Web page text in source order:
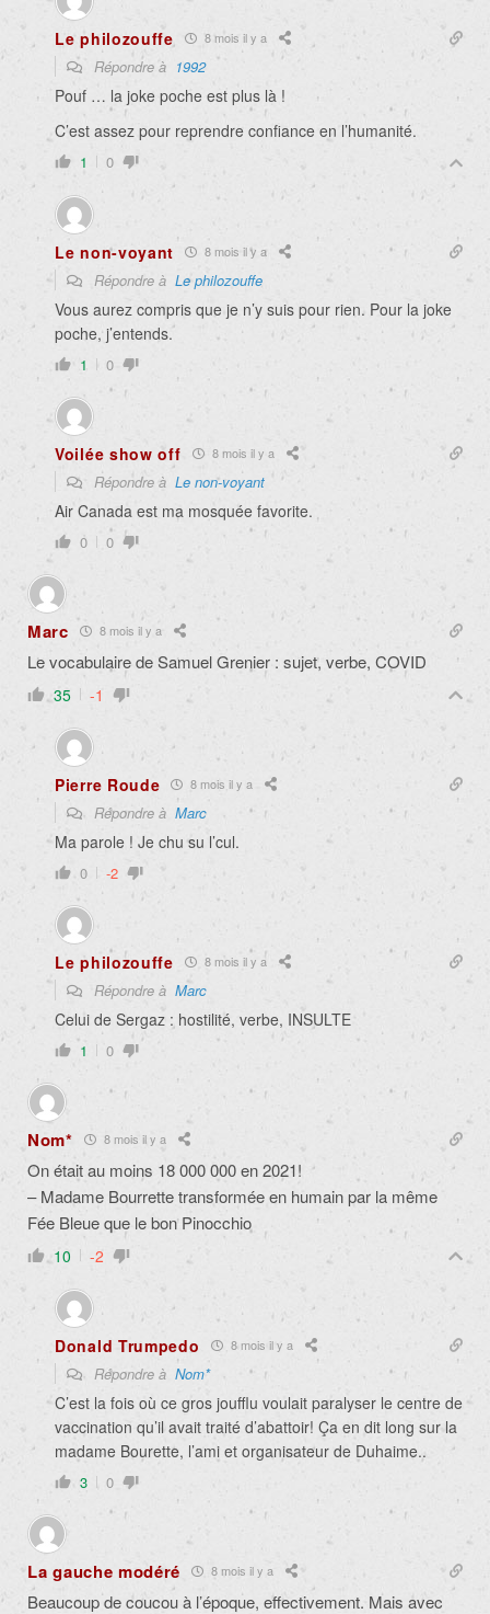
Le philozouffe 8 mois il y a
Répondre à 1992
Pouf … la joke poche est plus là !
C’est assez pour reprendre confiance en l’humanité.
1 0
Le non-voyant 8 mois il y a
Répondre à Le philozouffe
Vous aurez compris que je n’y suis pour rien. Pour la joke
poche, j’entends.
1 0
Voilée show off 8 mois il y a
Répondre à Le non-voyant
Air Canada est ma mosquée favorite.
0 0
Marc 8 mois il y a
Le vocabulaire de Samuel Grenier : sujet, verbe, COVID
35 -1
Pierre Roude 8 mois il y a
Répondre à Marc
Ma parole ! Je chu su l’cul.
0 -2
Le philozouffe 8 mois il y a
Répondre à Marc
Celui de Sergaz : hostilité, verbe, INSULTE
1 0
Nom* 8 mois il y a
On était au moins 18 000 000 en 2021!
– Madame Bourrette transformée en humain par la même
Fée Bleue que le bon Pinocchio
10 -2
Donald Trumpedo 8 mois il y a
Répondre à Nom*
C’est la fois où ce gros joufflu voulait paralyser le centre de
vaccination qu’il avait traité d’abattoir! Ça en dit long sur la
madame Bourette, l’ami et organisateur de Duhaime..
3 0
La gauche modéré 8 mois il y a
Beaucoup de coucou à l’époque, effectivement. Mais avec